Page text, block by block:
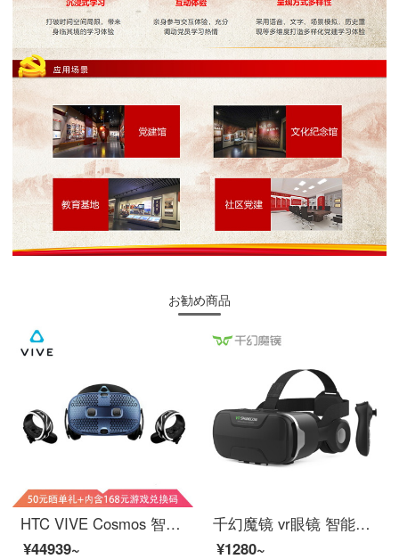
お勧め商品
HTC VIVE Cosmos 智能VR眼镜 PCVR 3D头盔 2Q2R100
¥44939~
千幻魔镜 vr眼镜 智能影院虚拟现实智能头戴式 蓝光镜片【VR资源礼包+遥控器】
¥1280~